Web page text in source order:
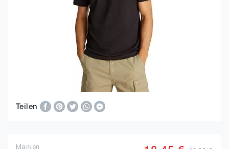
Teilen
Marken